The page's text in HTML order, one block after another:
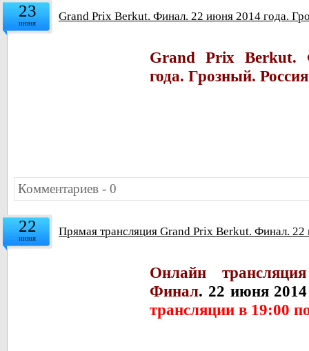
23
июня Grand Prix Berkut. Финал. 22 июня 2014 года.
Grand Prix Berkut.
года. Грозный.
Комментариев - 0
22
июня Прямая трансляция Grand Prix Berkut. Финал.
Онлайн
Финал. 22 июня
трансляции в 19:00